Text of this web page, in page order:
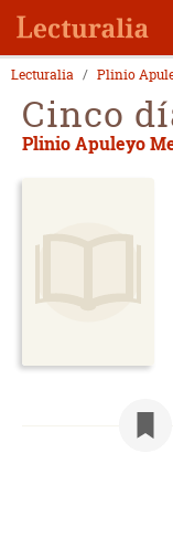
Lecturalia Plinio
Cinco
Plinio Apuleyo